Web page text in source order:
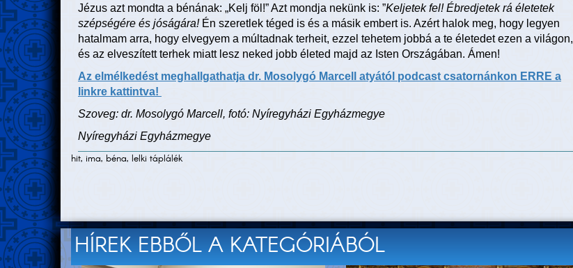
Jézus azt mondta a bénának: „Kelj föl!” Azt mondja nekünk is: ”Keljetek fel! Ébredjetek rá életetek
szépségére és jóságára!Én szeretlek téged is és a másik embert is. Azért halok meg, hogy legyen
hatalmam arra, hogy elvegyem a múltadnak terheit, ezzel tehetem jobbá a te életedet ezen a világon,
és az elveszített terhek miatt lesz neked jobb életed majd az Isten Országában. Ámen!
Az elmélkedést meghallgathatja dr. Mosolygó Marcell atyától podcast csatornánkon ERRE a
linkre kattintva!
Szoveg: dr. Mosolygó Marcell, fotó: Nyíregyházi Egyházmegye
Nyíregyházi Egyházmegye
hit, ima, béna, lelki táplálék
HÍREK EBBŐL A KATEGÓRIÁBÓL